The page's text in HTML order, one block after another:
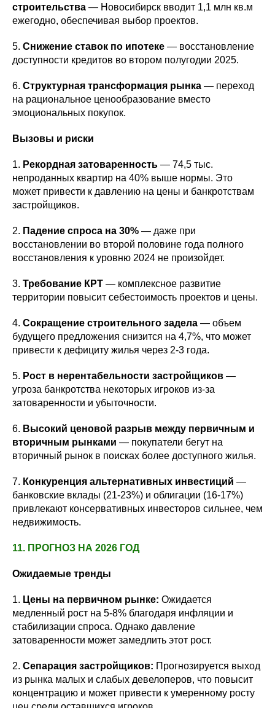
строительства — Новосибирск вводит 1,1 млн кв.м
ежегодно, обеспечивая выбор проектов.
5. Снижение ставок по ипотеке — восстановление
доступности кредитов во втором полугодии 2025.
6. Структурная трансформация рынка — переход
на рациональное ценообразование вместо
эмоциональных покупок.
Вызовы и риски
1. Рекордная затоваренность — 74,5 тыс.
непроданных квартир на 40% выше нормы. Это
может привести к давлению на цены и банкротствам
застройщиков.
2. Падение спроса на 30% — даже при
восстановлении во второй половине года полного
восстановления к уровню 2024 не произойдет.
3. Требование КРТ — комплексное развитие
территории повысит себестоимость проектов и цены.
4. Сокращение строительного задела — объем
будущего предложения снизится на 4,7%, что может
привести к дефициту жилья через 2-3 года.
5. Рост в нерентабельности застройщиков —
угроза банкротства некоторых игроков из-за
затоваренности и убыточности.
6. Высокий ценовой разрыв между первичным и
вторичным рынками — покупатели бегут на
вторичный рынок в поисках более доступного жилья.
7. Конкуренция альтернативных инвестиций —
банковские вклады (21-23%) и облигации (16-17%)
привлекают консервативных инвесторов сильнее, чем
недвижимость.
11. ПРОГНОЗ НА 2026 ГОД
Ожидаемые тренды
1. Цены на первичном рынке: Ожидается
медленный рост на 5-8% благодаря инфляции и
стабилизации спроса. Однако давление
затоваренности может замедлить этот рост.
2. Сепарация застройщиков: Прогнозируется выход
из рынка малых и слабых девелоперов, что повысит
концентрацию и может привести к умеренному росту